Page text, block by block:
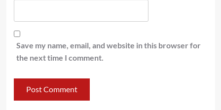
Save my name, email, and website in this browser for
the next time I comment.